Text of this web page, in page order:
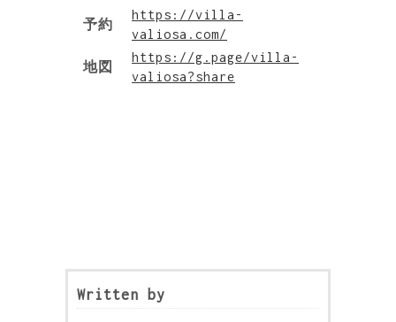
予約
https://villa-
valiosa.com/
地図
https://g.page/villa-
valiosa?share
Written by